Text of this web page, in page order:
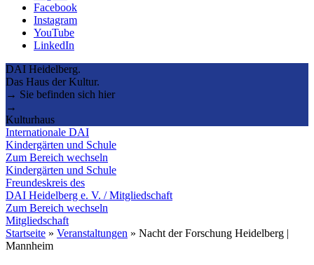
Facebook
Instagram
YouTube
LinkedIn
DAI Heidelberg.
Das Haus der Kultur.
→ Sie befinden sich hier
→
Kulturhaus
Internationale DAI
Kindergärten und Schule
Zum Bereich wechseln
Kindergärten und Schule
Freundeskreis des
DAI Heidelberg e. V. / Mitgliedschaft
Zum Bereich wechseln
Mitgliedschaft
Startseite » Veranstaltungen » Nacht der Forschung Heidelberg |
Mannheim